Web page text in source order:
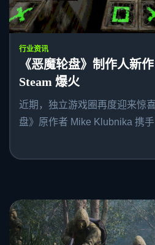
行业资讯
《恶魔轮盘》制作人新
Steam 爆火
近期，独立游戏圈再度迎来惊
盘》原作者 Mike Klubnika 携